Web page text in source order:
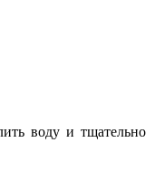
воду и тщательно